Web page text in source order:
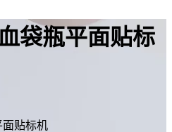
袋瓶平面贴标
面贴标机